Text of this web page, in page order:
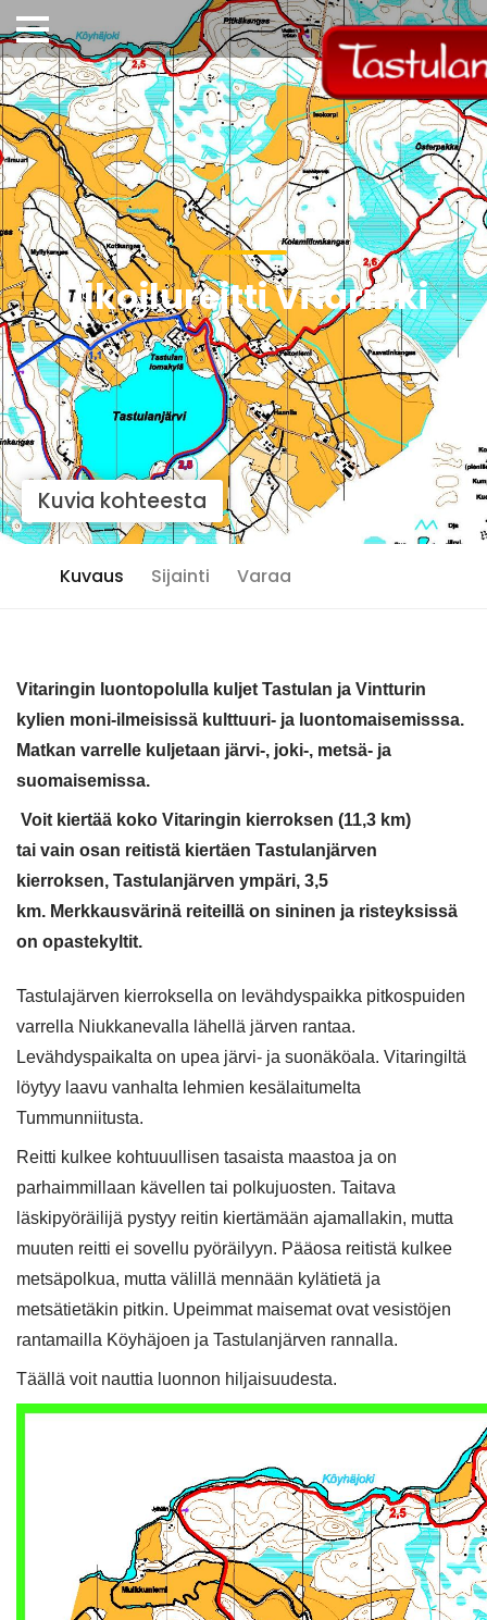
Ulkoilureitti Vitarinki
Kuvia kohteesta
Kuvaus Sijainti Varaa
Vitaringin luontopolulla kuljet Tastulan ja Vintturin
kylien moni-ilmeisissä kulttuuri- ja luontomaisemisssa.
Matkan varrelle kuljetaan järvi-, joki-, metsä- ja
suomaisemissa.
Voit kiertää koko Vitaringin kierroksen (11,3 km)
tai vain osan reitistä kiertäen Tastulanjärven
kierroksen, Tastulanjärven ympäri, 3,5
km. Merkkausvärinä reiteillä on sininen ja risteyksissä
on opastekyltit.
Tastulajärven kierroksella on levähdyspaikka pitkospuiden
varrella Niukkanevalla lähellä järven rantaa.
Levähdyspaikalta on upea järvi- ja suonäköala. Vitaringiltä
löytyy laavu vanhalta lehmien kesälaitumelta
Tummunniitusta.
Reitti kulkee kohtuuullisen tasaista maastoa ja on
parhaimmillaan kävellen tai polkujuosten. Taitava
läskipyöräilijä pystyy reitin kiertämään ajamallakin, mutta
muuten reitti ei sovellu pyöräilyyn. Pääosa reitistä kulkee
metsäpolkua, mutta välillä mennään kylätietä ja
metsätietäkin pitkin. Upeimmat maisemat ovat vesistöjen
rantamailla Köyhäjoen ja Tastulanjärven rannalla.
Täällä voit nauttia luonnon hiljaisuudesta.